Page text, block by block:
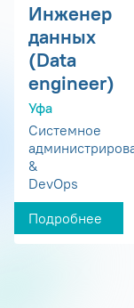
Инженер
данных
(Data
engineer)
Уфа
Системное
&
DevOps
Подробнее